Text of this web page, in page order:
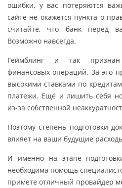
ошибки, у вас потеряются
сайте не окажется пункта о
считайте, что банк перед
Возможно навсегда.
Геймблинг и так признан
финансовых операций. За это
высокими ставками по
платежи. Ещё и лишить себя
из-за собственной
Поэтому степень подготовки
влияет на ваши будущие
И именно на этапе
необходима помощь
примете отличный провайдер